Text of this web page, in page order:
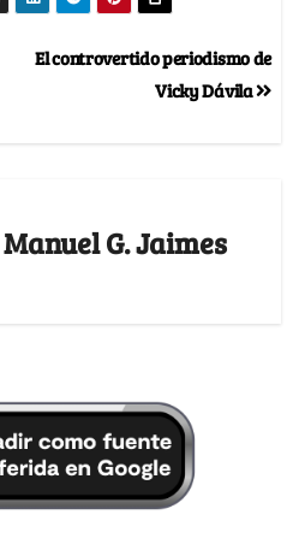
El controvertido periodismo de
Vicky Dávila
Manuel G. Jaimes